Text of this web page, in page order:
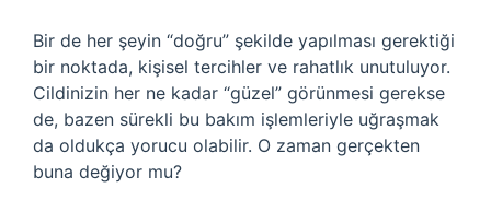
Bir de her şeyin “doğru” şekilde yapılması gerektiği
bir noktada, kişisel tercihler ve rahatlık unutuluyor.
Cildinizin her ne kadar “güzel” görünmesi gerekse
de, bazen sürekli bu bakım işlemleriyle uğraşmak
da oldukça yorucu olabilir. O zaman gerçekten
buna değiyor mu?